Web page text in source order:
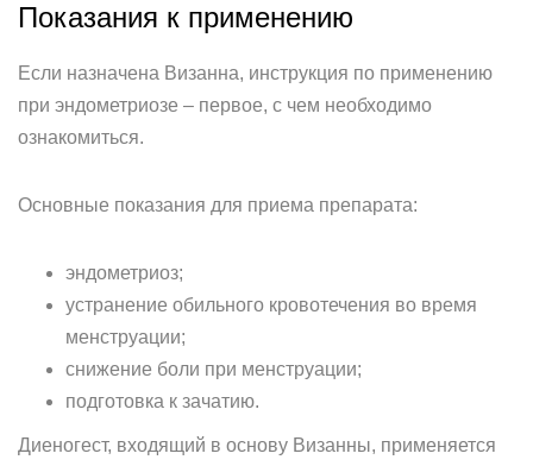
Показания к применению
Если назначена Визанна, инструкция по применению
при эндометриозе – первое, с чем необходимо
ознакомиться.
Основные показания для приема препарата:
эндометриоз;
устранение обильного кровотечения во время
менструации;
снижение боли при менструации;
подготовка к зачатию.
Диеногест, входящий в основу Визанны, применяется